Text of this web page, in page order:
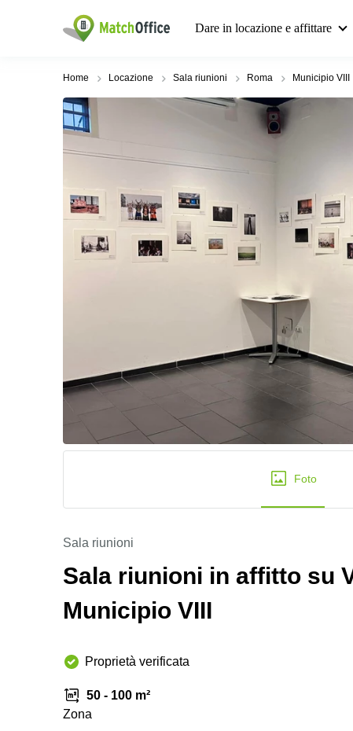
Dare in locazione e affittare
Home Locazione Sala riunioni Roma Municipio VIII
Foto
Sala riunioni
Sala riunioni in affitto su
Municipio VIII
Proprietà verificata
50 - 100 m²
Zona